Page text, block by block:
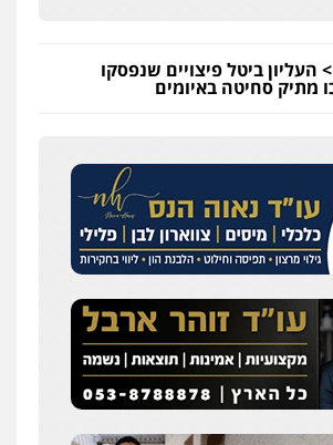
> העליון ביטל פיצויים שנפסקו
מתיק סחיטה באיומים